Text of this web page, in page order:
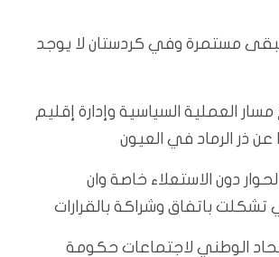
مستمرة وفي كردستان لا يوجد
العملية السياسية وإدارة إقليم
عن ذر الرماد في العيون
دون الاستعلاء خاصة وان
تشكلت باتفاق وشراكة بالقرارات
الوطني لاجتماعات حكومة